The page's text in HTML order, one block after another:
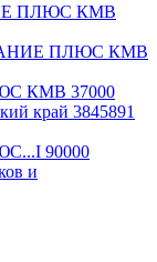
ПЛЮС КМВ
ПЛЮС КМВ
КМВ 37000
край 3845891
90000
и